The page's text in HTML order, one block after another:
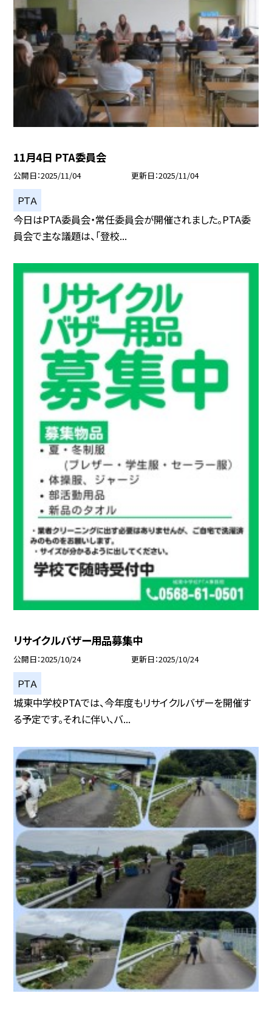
11月4日 PTA委員会
公開日 2025/11/04 更新日 2025/11/04
ＰＴＡ
今日はPTA委員会・常任委員会が開催されました。PTA委
員会で主な議題は、「登校...
リサイクルバザー用品募集中
公開日 2025/10/24 更新日 2025/10/24
ＰＴＡ
城東中学校PTAでは、今年度もリサイクルバザーを開催す
る予定です。それに伴い、バ...